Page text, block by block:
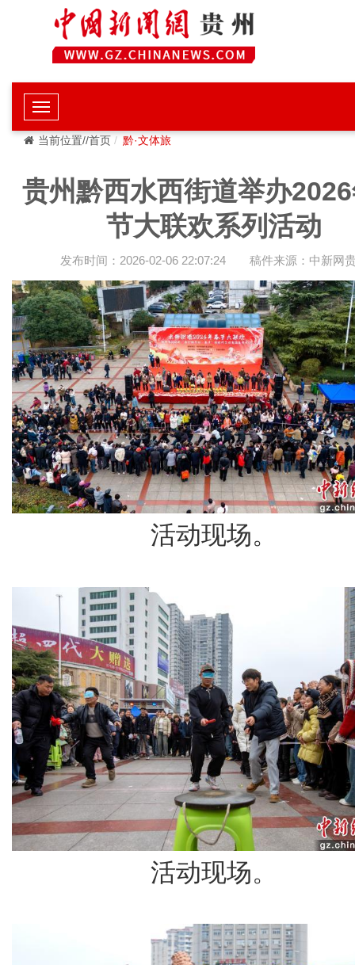
当前位置//首页 黔·文体旅
贵州黔西水西街道举办
节大联欢系列活动
发布时间：2026-02-06 22:07:24 稿件来源：中新网
活动现场。
活动现场。